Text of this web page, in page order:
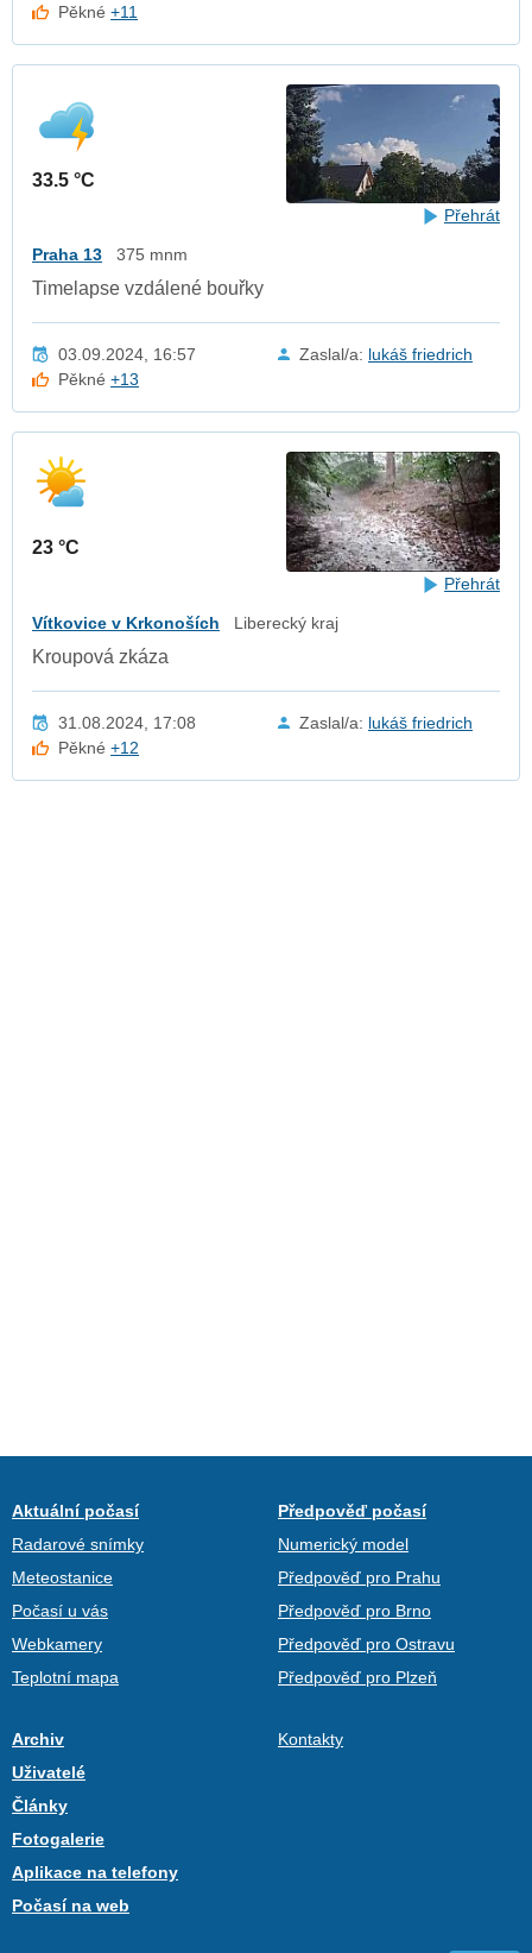
Pěkné+11
33.5 °C
Přehrát
Praha 13 375 mnm
Timelapse vzdálené bouřky
03.09.2024, 16:57 Zaslal/a: lukáš friedrich
Pěkné+13
23 °C
Přehrát
Vítkovice v Krkonoších Liberecký kraj
Kroupová zkáza
31.08.2024, 17:08 Zaslal/a: lukáš friedrich
Pěkné+12
Aktuální počasí
Radarové snímky
Meteostanice
Počasí u vás
Webkamery
Teplotní mapa
Předpověď počasí
Numerický model
Předpověď pro Prahu
Předpověď pro Brno
Předpověď pro Ostravu
Předpověď pro Plzeň
Archiv
Uživatelé
Články
Fotogalerie
Aplikace na telefony
Počasí na web
Kontakty